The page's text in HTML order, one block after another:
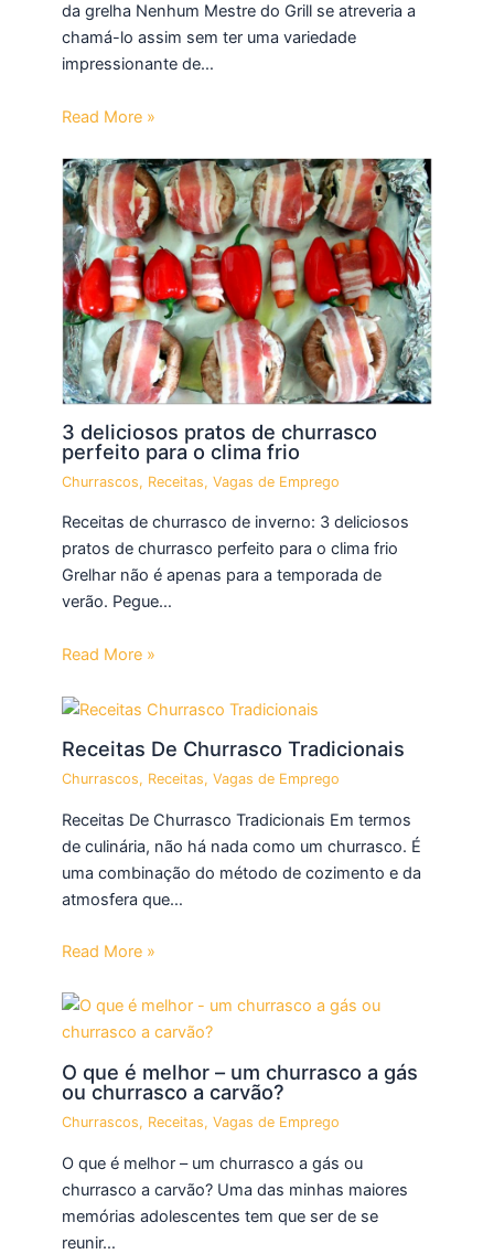
da grelha Nenhum Mestre do Grill se atreveria a
chamá-lo assim sem ter uma variedade
impressionante de…
Read More »
3 deliciosos pratos de churrasco
perfeito para o clima frio
Churrascos, Receitas,Vagas de Emprego
Receitas de churrasco de inverno: 3 deliciosos
pratos de churrasco perfeito para o clima frio
Grelhar não é apenas para a temporada de
verão. Pegue…
Read More »
Receitas De Churrasco Tradicionais
Churrascos, Receitas,Vagas de Emprego
Receitas De Churrasco Tradicionais Em termos
de culinária, não há nada como um churrasco. É
uma combinação do método de cozimento e da
atmosfera que…
Read More »
O que é melhor – um churrasco a gás
ou churrasco a carvão?
Churrascos, Receitas,Vagas de Emprego
O que é melhor – um churrasco a gás ou
churrasco a carvão? Uma das minhas maiores
memórias adolescentes tem que ser de se
reunir…